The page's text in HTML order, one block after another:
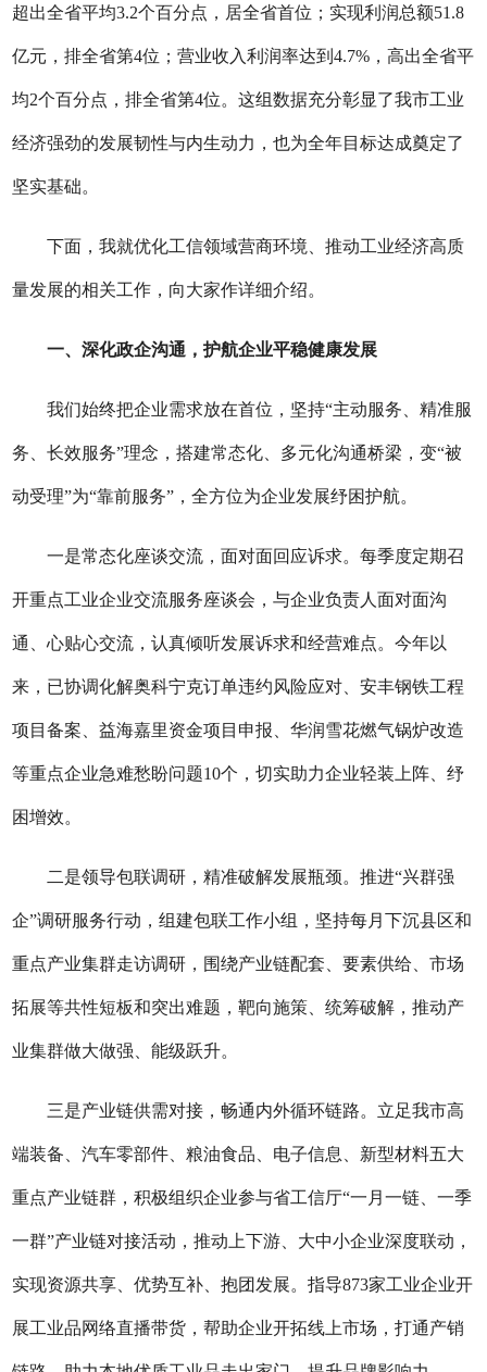
超出全省平均3.2个百分点，居全省首位；实现利润总额51.8
亿元，排全省第4位；营业收入利润率达到4.7%，高出全省平
均2个百分点，排全省第4位。这组数据充分彰显了我市工业
经济强劲的发展韧性与内生动力，也为全年目标达成奠定了
坚实基础。
下面，我就优化工信领域营商环境、推动工业经济高质
量发展的相关工作，向大家作详细介绍。
一、深化政企沟通，护航企业平稳健康发展
我们始终把企业需求放在首位，坚持“主动服务、精准服
务、长效服务”理念，搭建常态化、多元化沟通桥梁，变“被
动受理”为“靠前服务”，全方位为企业发展纾困护航。
一是常态化座谈交流，面对面回应诉求。每季度定期召
开重点工业企业交流服务座谈会，与企业负责人面对面沟
通、心贴心交流，认真倾听发展诉求和经营难点。今年以
来，已协调化解奥科宁克订单违约风险应对、安丰钢铁工程
项目备案、益海嘉里资金项目申报、华润雪花燃气锅炉改造
等重点企业急难愁盼问题10个，切实助力企业轻装上阵、纾
困增效。
二是领导包联调研，精准破解发展瓶颈。推进“兴群强
企”调研服务行动，组建包联工作小组，坚持每月下沉县区和
重点产业集群走访调研，围绕产业链配套、要素供给、市场
拓展等共性短板和突出难题，靶向施策、统筹破解，推动产
业集群做大做强、能级跃升。
三是产业链供需对接，畅通内外循环链路。 立足我市高
端装备、汽车零部件、粮油食品、电子信息、新型材料五大
重点产业链群，积极组织企业参与省工信厅“一月一链、一季
一群”产业链对接活动，推动上下游、大中小企业深度联动，
实现资源共享、优势互补、抱团发展。指导873家工业企业开
展工业品网络直播带货，帮助企业开拓线上市场，打通产销